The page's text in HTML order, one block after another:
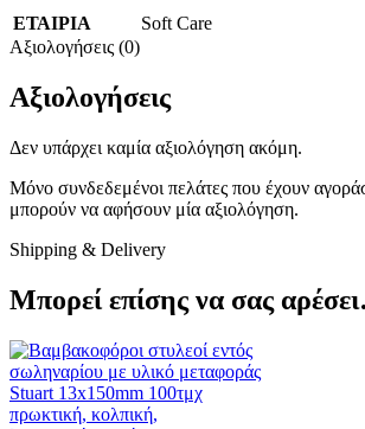
ΕΤΑΙΡΙΑ
Soft Care
Αξιολογήσεις (0)
Αξιολογήσεις
Δεν υπάρχει καμία αξιολόγηση ακόμη.
Μόνο συνδεδεμένοι πελάτες που έχουν
μπορούν να αφήσουν μία αξιολόγηση.
Shipping & Delivery
Μπορεί επίσης να σας